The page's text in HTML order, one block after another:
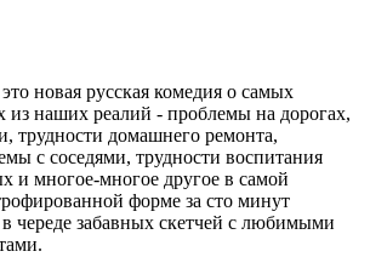
это новая русская комедия о самых
наших реалий - проблемы на дорогах,
трудности домашнего ремонта,
с соседями, трудности воспитания
и многое-многое другое в самой
форме за сто минут
череде забавных скетчей с любимыми